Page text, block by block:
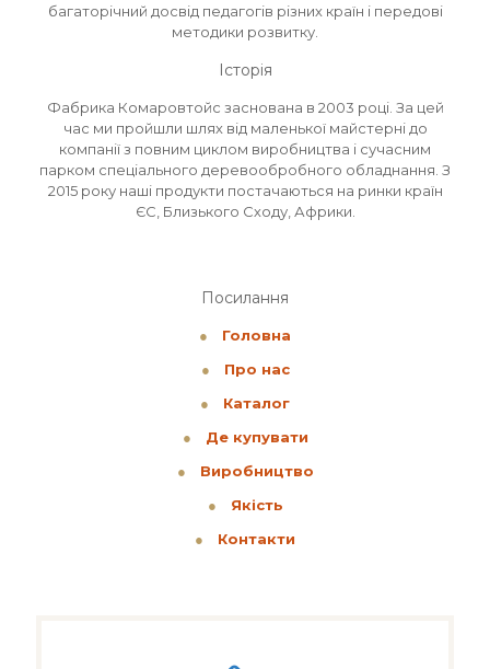
багаторічний досвід педагогів різних країн і передові
методики розвитку.
Історія
Фабрика Комаровтойс заснована в 2003 році. За цей
час ми пройшли шлях від маленької майстерні до
компанії з повним циклом виробництва і сучасним
парком спеціального деревообробного обладнання. З
2015 року наші продукти постачаються на ринки країн
ЄС, Близького Сходу, Африки.
Посилання
●
Головна
●
Про нас
●
Каталог
●
Де купувати
●
Виробництво
●
Якість
●
Контакти